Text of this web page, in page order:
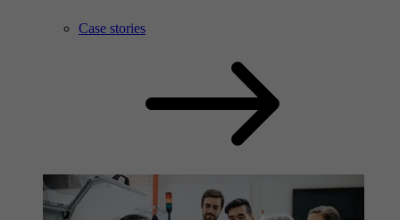
Case stories